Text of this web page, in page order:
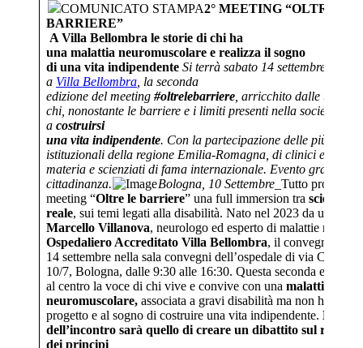
COMUNICATO STAMPA2° MEETING “OLTRE LE
BARRIERE”
A Villa Bellombra le storie di chi ha
una malattia neuromuscolare e realizza il sogno
di una vita indipendente Si terrà sabato 14 settembre dalle
a Villa Bellombra la seconda
edizione del meeting #oltrelebarriere , arricchito dalle
chi, nonostante le barriere e i limiti presenti nella società, è
a costruirsi
una vita indipendente. Con la partecipazione delle più alte
istituzionali della regione Emilia-Romagna, di clinici esperti
materia e scienziati di fama internazionale. Evento gratuito
cittadinanza.
Bologna, 10 Settembre _Tutto pronto
meeting “Oltre le barriere” una full immersion tra scienza
reale, sui temi legati alla disabilità. Nato nel 2023 da un’idea
Marcello Villanova, neurologo ed esperto di malattie rare del
Ospedaliero Accreditato Villa Bellombra, il convegno si
14 settembre nella sala convegni dell’ospedale di via
10/7, Bologna, dalle 9:30 alle 16:30. Questa seconda
al centro la voce di chi vive e convive con una malattia rara
neuromuscolare, associata a gravi disabilità ma non ha
progetto e al sogno di costruire una vita indipendente.
dell’incontro sarà quello di creare un dibattito sul
dei principi